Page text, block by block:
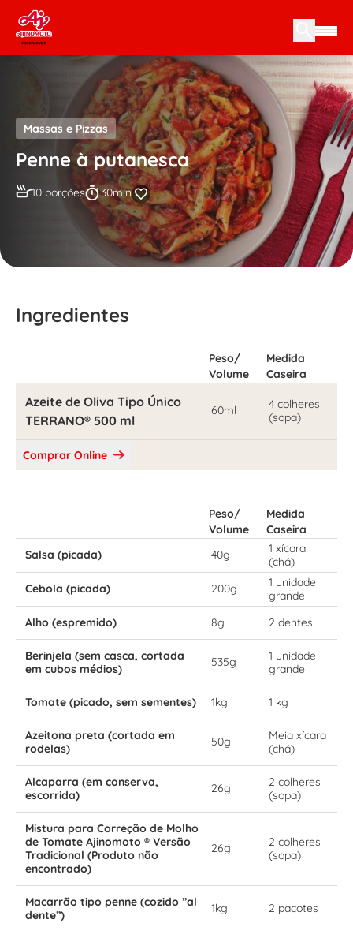
Skip to content
Massas e Pizzas
Penne à putanesca
10 porções 30min
Ingredientes
Peso/
Volume
Medida
Caseira
Azeite de Oliva Tipo Único
TERRANO® 500 ml
60ml
4 colheres
(sopa)
Comprar Online
Peso/
Volume
Medida
Caseira
Salsa (picada)
40g
1 xícara
(chá)
Cebola (picada)
200g
1 unidade
grande
Alho (espremido)
8g 2 dentes
Berinjela (sem casca, cortada
em cubos médios)
535g
1 unidade
grande
Tomate (picado, sem sementes) 1kg 1 kg
Azeitona preta (cortada em
rodelas)
50g
Meia xícara
(chá)
Alcaparra (em conserva,
escorrida)
26g
2 colheres
(sopa)
Mistura para Correção de Molho
de Tomate Ajinomoto ® Versão
Tradicional (Produto não
encontrado)
26g
2 colheres
(sopa)
Macarrão tipo penne (cozido ”al
dente”)
1kg 2 pacotes